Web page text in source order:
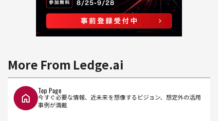
More From Ledge.ai
Top Page
今すぐ必要な情報、近未来を想像するビジョン、想定外の活用
事例が満載